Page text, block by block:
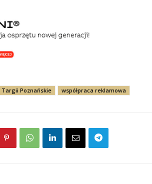
Poznańskie współpraca reklamowa